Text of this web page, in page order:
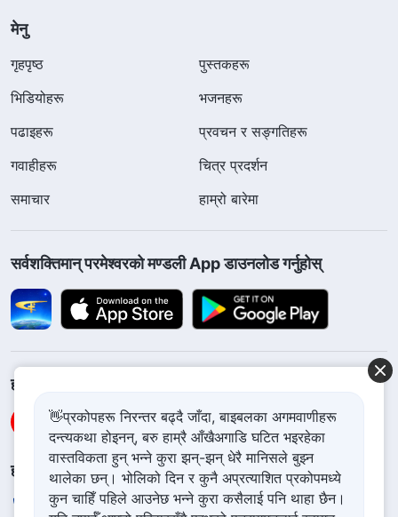
मेनु
गृहपृष्ठ
पुस्तकहरू
भिडियोहरू
भजनहरू
पढाइहरू
प्रवचन र सङ्गतिहरू
गवाहीहरू
चित्र प्रदर्शन
समाचार
हाम्रो बारेमा
सर्वशक्तिमान्‌ परमेश्‍वरको मण्डली App डाउनलोड गर्नुहोस्
हामीलाई फलो गर्नुहोस्
हामीलाई सम्पर्क गर्नुहोस
+977-981-140-9021
👋प्रकोपहरू निरन्तर बढ्दै जाँदा, बाइबलका अगमवाणीहरू
दन्त्यकथा होइनन्, बरु हाम्रै आँखैअगाडि घटित भइरहेका
वास्तविकता हुन् भन्ने कुरा झन्-झन् धेरै मानिसले बुझ्न
थालेका छन्। भोलिको दिन र कुनै अप्रत्याशित प्रकोपमध्ये
कुन चाहिँ पहिले आउनेछ भन्ने कुरा कसैलाई पनि थाहा छैन।